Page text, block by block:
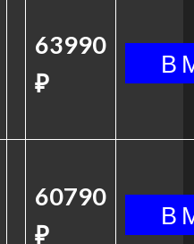
63990
₽
60790
₽